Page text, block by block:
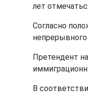
лет
Согласно
Претендент
В